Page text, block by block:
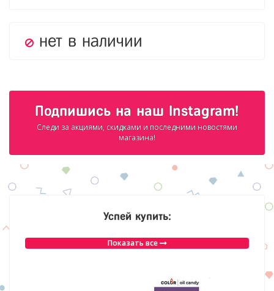
нет в наличии
Подпишись на наш Instagram!
Следи за акциями, скидками и последними новостями
магазина!
Успей купить:
Показать все